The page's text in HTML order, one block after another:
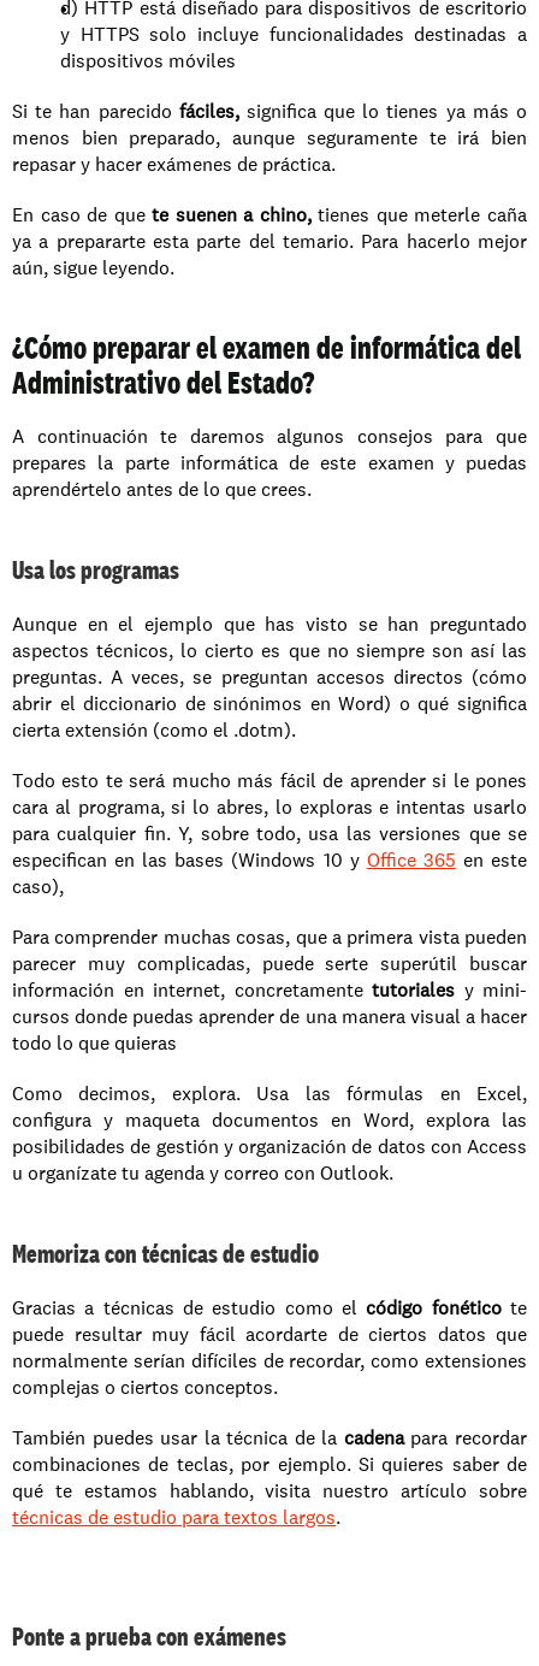
d) HTTP está diseñado para dispositivos de escritorio
y HTTPS solo incluye funcionalidades destinadas a
dispositivos móviles
Si te han parecido fáciles, significa que lo tienes ya más o
menos bien preparado, aunque seguramente te irá bien
repasar y hacer exámenes de práctica.
En caso de que te suenen a chino, tienes que meterle caña
ya a prepararte esta parte del temario. Para hacerlo mejor
aún, sigue leyendo.
¿Cómo preparar el examen de informática del
Administrativo del Estado?
A continuación te daremos algunos consejos para que
prepares la parte informática de este examen y puedas
aprendértelo antes de lo que crees.
Usa los programas
Aunque en el ejemplo que has visto se han preguntado
aspectos técnicos, lo cierto es que no siempre son así las
preguntas. A veces, se preguntan accesos directos (cómo
abrir el diccionario de sinónimos en Word) o qué significa
cierta extensión (como el .dotm).
Todo esto te será mucho más fácil de aprender si le pones
cara al programa, si lo abres, lo exploras e intentas usarlo
para cualquier fin. Y, sobre todo, usa las versiones que se
especifican en las bases (Windows 10 y Office 365 en este
caso),
Para comprender muchas cosas, que a primera vista pueden
parecer muy complicadas, puede serte superútil buscar
información en internet, concretamente tutoriales y mini-
cursos donde puedas aprender de una manera visual a hacer
todo lo que quieras
Como decimos, explora. Usa las fórmulas en Excel,
configura y maqueta documentos en Word, explora las
posibilidades de gestión y organización de datos con Access
u organízate tu agenda y correo con Outlook.
Memoriza con técnicas de estudio
Gracias a técnicas de estudio como el código fonético te
puede resultar muy fácil acordarte de ciertos datos que
normalmente serían difíciles de recordar, como extensiones
complejas o ciertos conceptos.
También puedes usar la técnica de la cadena para recordar
combinaciones de teclas, por ejemplo. Si quieres saber de
qué te estamos hablando, visita nuestro artículo sobre
técnicas de estudio para textos largos.
Ponte a prueba con exámenes